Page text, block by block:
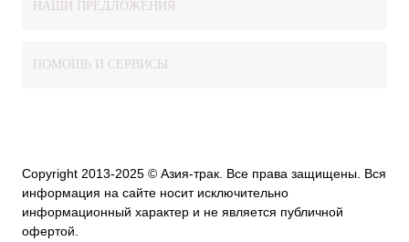
НАШИ ПРЕДЛОЖЕНИЯ
ПОМОЩЬ И СЕРВИСЫ
Copyright 2013-2025 © Азия-трак. Все права защищены. Вся
информация на сайте носит исключительно
информационный характер и не является публичной
офертой.